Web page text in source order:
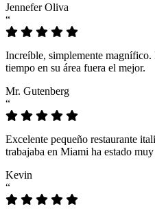
Jennefer Oliva
“
Increíble, simplemente magnífico.
tiempo en su área fuera el mejor.
Mr. Gutenberg
“
Excelente pequeño restaurante
trabajaba en Miami ha estado
Kevin
“